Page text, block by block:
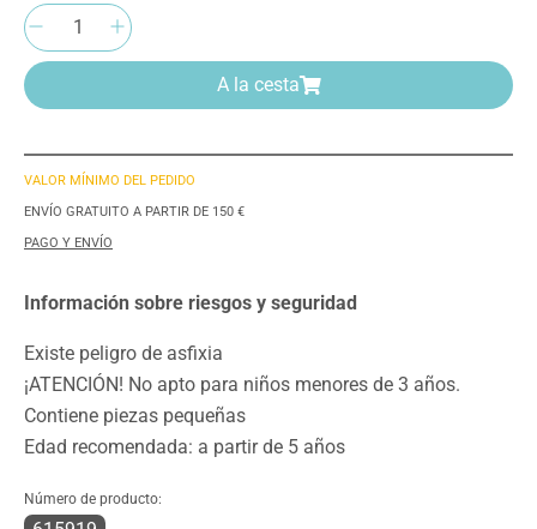
Cantidad del producto: introduce la
A la cesta
VALOR MÍNIMO DEL PEDIDO
ENVÍO GRATUITO A PARTIR DE 150 €
PAGO Y ENVÍO
Información sobre riesgos y seguridad
Existe peligro de asfixia
¡ATENCIÓN! No apto para niños menores de 3 años.
Contiene piezas pequeñas
Edad recomendada: a partir de 5 años
Número de producto: